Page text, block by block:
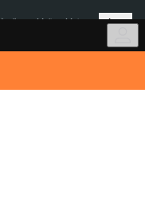
Més